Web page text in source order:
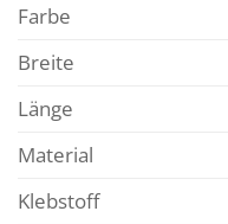
Farbe
Breite
Länge
Material
Klebstoff